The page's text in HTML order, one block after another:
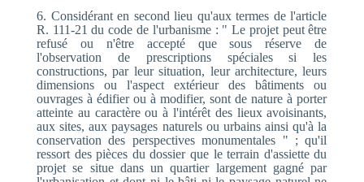
6. Considérant en second lieu qu'aux termes de l'article
R. 111-21 du code de l'urbanisme : " Le projet peut être
refusé ou n'être accepté que sous réserve de
l'observation de prescriptions spéciales si les
constructions, par leur situation, leur architecture, leurs
dimensions ou l'aspect extérieur des bâtiments ou
ouvrages à édifier ou à modifier, sont de nature à porter
atteinte au caractère ou à l'intérêt des lieux avoisinants,
aux sites, aux paysages naturels ou urbains ainsi qu'à la
conservation des perspectives monumentales " ; qu'il
ressort des pièces du dossier que le terrain d'assiette du
projet se situe dans un quartier largement gagné par